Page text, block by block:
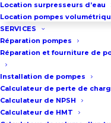
Location surpresseurs d’eau
Location pompes
SERVICES
Réparation pompes
Réparation et fourniture de
Installation de pompes
Calculateur de perte de
Calculateur de NPSH
Calculateur de HMT